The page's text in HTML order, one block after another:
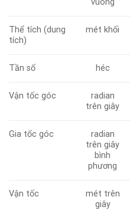
Thể tích (dung
tích)
mét khối
Tần số héc
Vận tốc góc
radian
trên giây
Gia tốc góc
radian
trên giây
bình
phương
Vận tốc
mét trên
giây